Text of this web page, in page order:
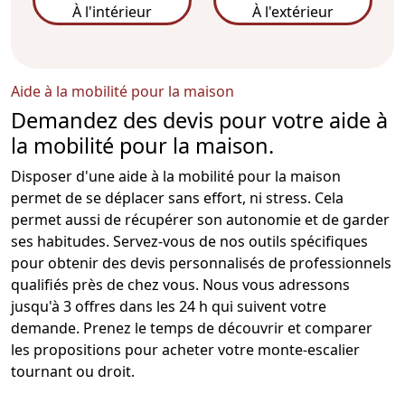
À l'intérieur À l'extérieur
Aide à la mobilité pour la maison
Demandez des devis pour votre aide à
la mobilité pour la maison.
Disposer d'une aide à la mobilité pour la maison
permet de se déplacer sans effort, ni stress. Cela
permet aussi de récupérer son autonomie et de garder
ses habitudes. Servez-vous de nos outils spécifiques
pour obtenir des devis personnalisés de professionnels
qualifiés près de chez vous. Nous vous adressons
jusqu'à 3 offres dans les 24 h qui suivent votre
demande. Prenez le temps de découvrir et comparer
les propositions pour acheter votre monte-escalier
tournant ou droit.